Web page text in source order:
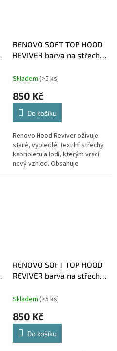
RENOVO SOFT TOP HOOD
REVIVER barva na střechy
Skladem (>5 ks)
850 Kč
Do košíku
Renovo Hood Reviver oživuje
staré, vybledlé, textilní střechy
kabrioletu a lodí, kterým vrací
nový vzhled. Obsahuje
permanentní barviva na vodní
RENOVO SOFT TOP HOOD
REVIVER barva na střechy
Skladem (>5 ks)
850 Kč
Do košíku